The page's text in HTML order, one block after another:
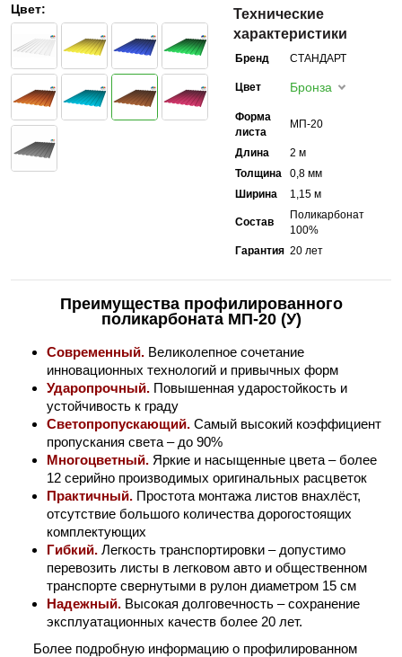
Цвет:
Технические
характеристики
Бренд СТАНДАРТ
Цвет Бронза
Форма
листа
МП-20
Длина
2 м
Толщина
0,8 мм
Ширина
1,15 м
Состав
Поликарбонат
100%
Гарантия 20 лет
Преимущества профилированного
поликарбоната МП-20 (У)
Современный. Великолепное сочетание
инновационных технологий и привычных форм
Ударопрочный. Повышенная ударостойкость и
устойчивость к граду
Светопропускающий. Самый высокий коэффициент
пропускания света – до 90%
Многоцветный. Яркие и насыщенные цвета – более
12 серийно производимых оригинальных расцветок
Практичный. Простота монтажа листов внахлёст,
отсутствие большого количества дорогостоящих
комплектующих
Гибкий. Легкость транспортировки – допустимо
перевозить листы в легковом авто и общественном
транспорте свернутыми в рулон диаметром 15 см
Надежный. Высокая долговечность – сохранение
эксплуатационных качеств более 20 лет.
Более подробную информацию о профилированном